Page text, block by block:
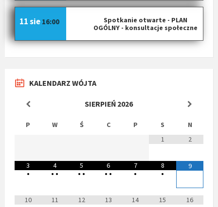
Spotkanie otwarte - PLAN
OGÓLNY - konsultacje społeczne
11 sie 16:00
KALENDARZ WÓJTA
SIERPIEŃ 2026
P W Ś C P S
N
1
2
3
•
4
• •
5
• •
6
• •
7
•
8
•
9
10 11 12 13 14 15 16